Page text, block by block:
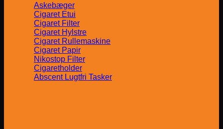
Askebæger
Cigaret Etui
Cigaret Filter
Cigaret Hylstre
Cigaret Rullemaskine
Cigaret Papir
Nikostop Filter
Cigaretholder
Abscent Lugtfri Tasker